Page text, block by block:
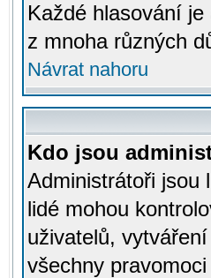
Každé hlasování
z mnoha různých
Návrat nahoru
Kdo jsou
Administrátoři jsou
lidé mohou
uživatelů,
všechny